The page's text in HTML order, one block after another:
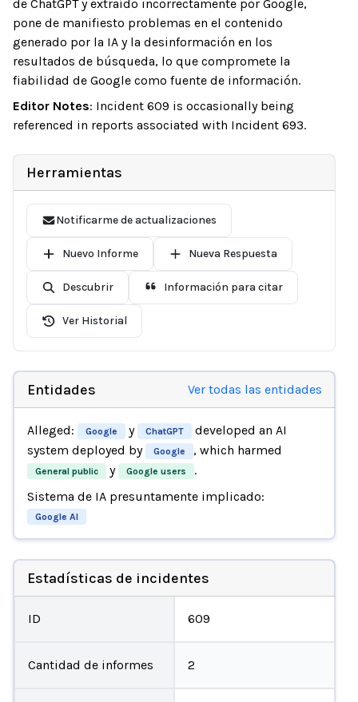
de ChatGPT y extraído incorrectamente por Google,
pone de manifiesto problemas en el contenido
generado por la IA y la desinformación en los
resultados de búsqueda, lo que compromete la
fiabilidad de Google como fuente de información.
Editor Notes: Incident 609 is occasionally being
referenced in reports associated with Incident 693.
Herramientas
Notificarme de actualizaciones
Nuevo Informe Nueva Respuesta
Descubrir Información para citar
Ver Historial
Entidades Ver todas las entidades
Alleged: Google y ChatGPT
developed an AI
system deployed by
Google , which harmed
General public y Google users
.
Sistema de IA presuntamente implicado:
Google AI
Estadísticas de incidentes
ID 609
Cantidad de informes 2